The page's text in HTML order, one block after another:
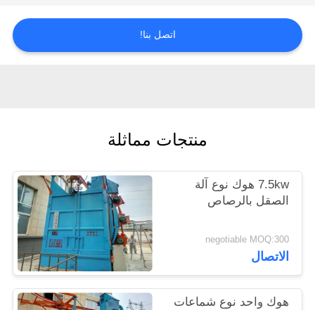
اتصل
بنا
خريطة
PRIVACY
POLICY
اتصل بنا!
منتجات مماثلة
7.5kw هوك نوع آلة
الصقل بالرصاص
negotiable MOQ:300
الاتصال
هوك واحد نوع شماعات